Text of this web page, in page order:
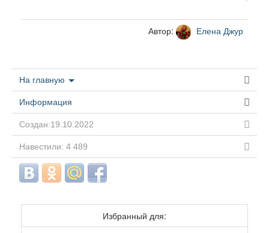
Автор: Елена Джур
На главную
Информация
Создан:19.10.2022
Навестили: 4 489
Избранный для: